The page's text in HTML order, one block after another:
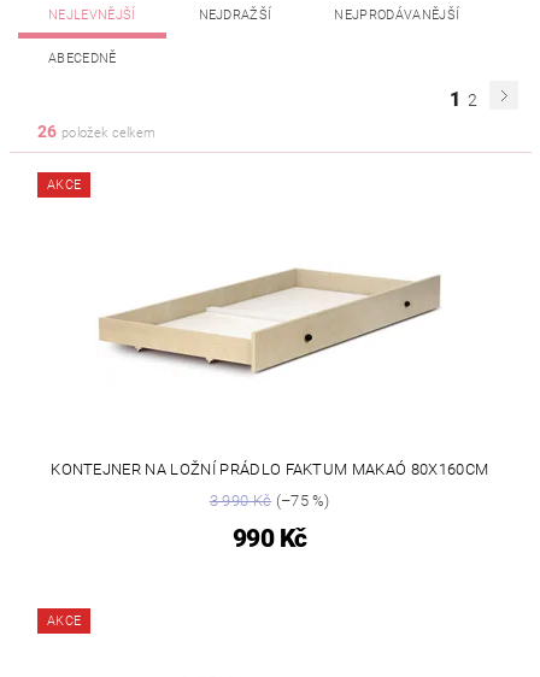
NEJLEVNĚJŠÍ NEJDRAŽŠÍ NEJPRODÁVANĚJŠÍ
ABECEDNĚ
1 2
26 položek celkem
AKCE
KONTEJNER NA LOŽNÍ PRÁDLO FAKTUM MAKAÓ 80X160CM
3 990 Kč(–75 %)
990 Kč
AKCE